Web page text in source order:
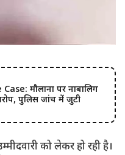
मौलाना पर नाबालिग
पुलिस जांच में जुटी
को लेकर हो रही है।